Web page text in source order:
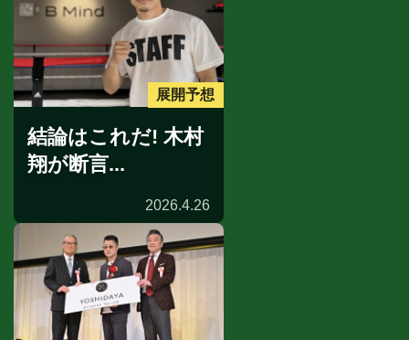
展開予想
結論はこれだ! 木村
翔が断言...
2026.4.26